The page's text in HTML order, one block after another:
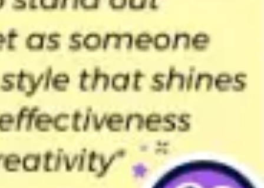
Prezentacje i slajdy